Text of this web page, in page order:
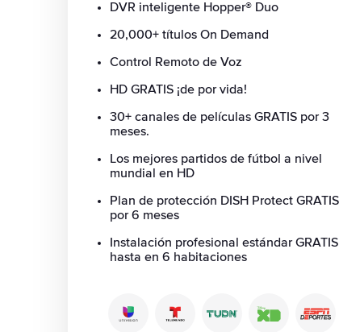
DVR inteligente Hopper® Duo
20,000+ títulos On Demand
Control Remoto de Voz
HD GRATIS ¡de por vida!
30+ canales de películas GRATIS por 3
meses.
Los mejores partidos de fútbol a nivel
mundial en HD
Plan de protección DISH Protect GRATIS
por 6 meses
Instalación profesional estándar GRATIS
hasta en 6 habitaciones